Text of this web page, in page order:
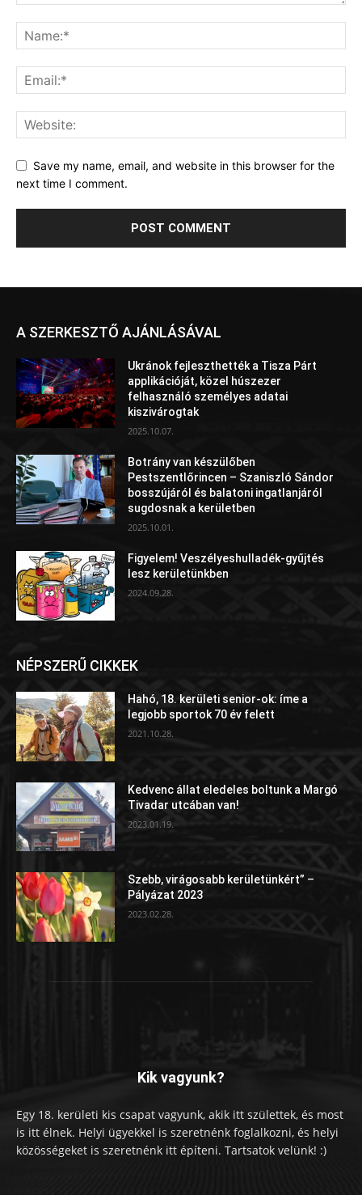
Save my name, email, and website in this browser for the
next time I comment.
A SZERKESZTŐ AJÁNLÁSÁVAL
Ukránok fejleszthették a Tisza Párt
applikációját, közel húszezer
felhasználó személyes adatai
kiszivárogtak
2025.10.07.
Botrány van készülőben
Pestszentlőrincen – Szaniszló Sándor
bosszújáról és balatoni ingatlanjáról
sugdosnak a kerületben
2025.10.01.
Figyelem! Veszélyeshulladék-gyűjtés
lesz kerületünkben
2024.09.28.
NÉPSZERŰ CIKKEK
Hahó, 18. kerületi senior-ok: íme a
legjobb sportok 70 év felett
2021.10.28.
Kedvenc állat eledeles boltunk a Margó
Tivadar utcában van!
2023.01.19.
Szebb, virágosabb kerületünkért” –
Pályázat 2023
2023.02.28.
Kik vagyunk?
Egy 18. kerületi kis csapat vagyunk, akik itt születtek, és most
is itt élnek. Helyi ügyekkel is szeretnénk foglalkozni, és helyi
közösségeket is szeretnénk itt építeni. Tartsatok velünk! :)